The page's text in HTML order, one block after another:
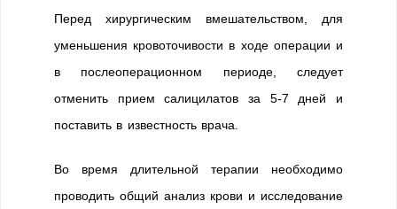
Перед хирургическим вмешательством, для
уменьшения кровоточивости в ходе операции и
в послеоперационном периоде, следует
отменить прием салицилатов за 5-7 дней и
поставить в известность врача.
Во время длительной терапии необходимо
проводить общий анализ крови и исследование